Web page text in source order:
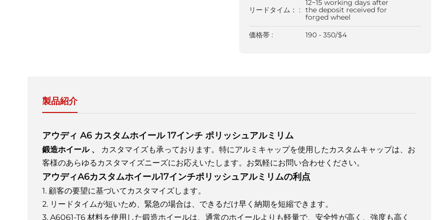
リードタイム： :
12~15 working days after
the deposit received for
forged wheel
価格帯 :
190 - 350/$4
製品紹介
アウディ A6 カスタムホイール 17インチ ポリッシュアルミリム
鍛造ホイール 、
カスタマイズも承っております。特にアルミキャップを使用したカスタムキャップは、お
客様のあらゆるカスタマイズニーズにお応えいたします。お気軽にお問い合わせください。
アウディA6カスタムホイール17インチポリッシュアルミリムの利点
1. 顧客の要望に基づいてカスタマイズします。
2. リードタイムが短いため、緊急の場合は、できるだけ早く納期を短縮できます。
3. A6061-T6 材料を使用した鍛造ホイールは、通常のホイールよりも軽量で、安全性が高く、強度も高く